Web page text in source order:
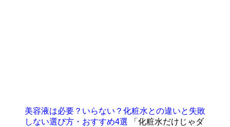
美容液は必要？いらない？化粧水との違いと失敗
しない選び方・おすすめ4選
「化粧水だけじゃダ